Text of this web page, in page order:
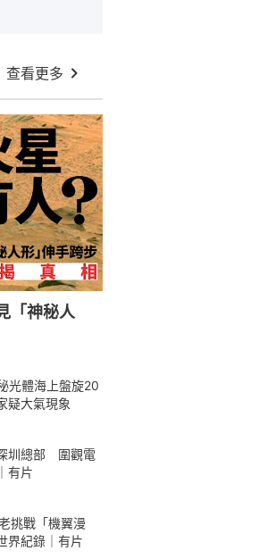
查看更多
「神秘人
光體海上盤旋20
大氣現象
圳總部 圍觀電
有片
挑戰「機翼漫
紀錄｜有片